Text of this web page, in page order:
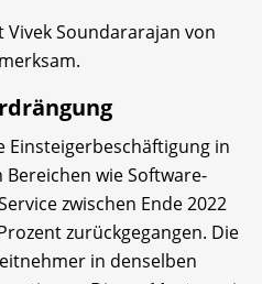
Soundararajan von
Einsteigerbeschäftigung in
Bereichen wie Software-
zwischen Ende 2022
zurückgegangen. Die
in denselben